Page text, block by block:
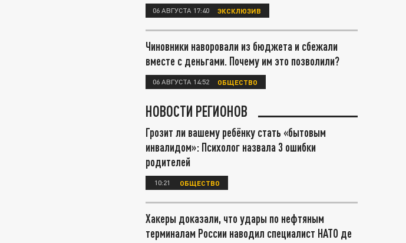
06 АВГУСТА 17:40 ЭКСКЛЮЗИВ
Чиновники наворовали из бюджета и сбежали
вместе с деньгами. Почему им это позволили?
06 АВГУСТА 14:52 ОБЩЕСТВО
НОВОСТИ РЕГИОНОВ
Грозит ли вашему ребёнку стать «бытовым
инвалидом»: Психолог назвала 3 ошибки
родителей
10:21 ОБЩЕСТВО
Хакеры доказали, что удары по нефтяным
терминалам России наводил специалист НАТО де